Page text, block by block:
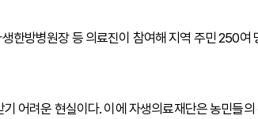
한방병원장 등 의료진이 참여해 지역 주민 250여
어려운 현실이다. 이에 자생의료재단은 농민들의